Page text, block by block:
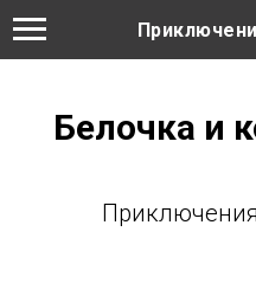
Белочка и